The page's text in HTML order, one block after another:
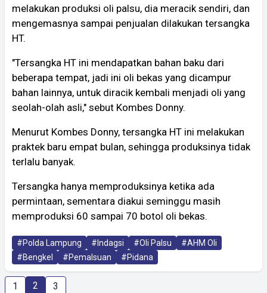
melakukan produksi oli palsu, dia meracik sendiri, dan
mengemasnya sampai penjualan dilakukan tersangka
HT.
"Tersangka HT ini mendapatkan bahan baku dari
beberapa tempat, jadi ini oli bekas yang dicampur
bahan lainnya, untuk diracik kembali menjadi oli yang
seolah-olah asli," sebut Kombes Donny.
Menurut Kombes Donny, tersangka HT ini melakukan
praktek baru empat bulan, sehingga produksinya tidak
terlalu banyak.
Tersangka hanya memproduksinya ketika ada
permintaan, sementara diakui seminggu masih
memproduksi 60 sampai 70 botol oli bekas.
#Polda Lampung #Indagsi #Oli Palsu
#AHM Oli
#Bengkel
#Pemalsuan #Pidana
1 2 3